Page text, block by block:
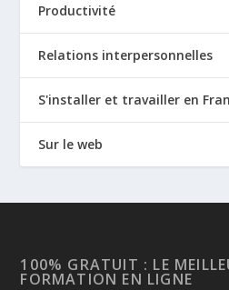
Productivité
Relations interpersonnelles
S'installer et travailler en
Sur le web
100% GRATUIT : LE
FORMATION EN LIGNE